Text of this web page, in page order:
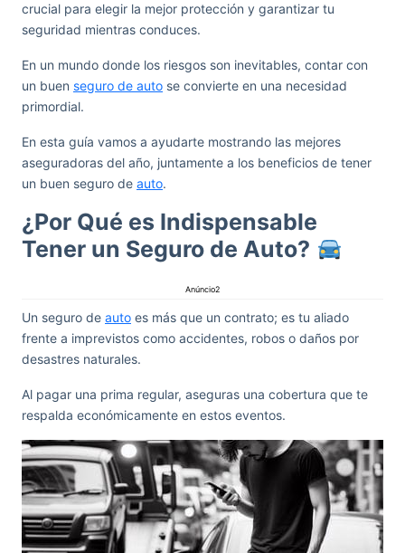
crucial para elegir la mejor protección y garantizar tu
seguridad mientras conduces.
En un mundo donde los riesgos son inevitables, contar con
un buen seguro de auto se convierte en una necesidad
primordial.
En esta guía vamos a ayudarte mostrando las mejores
aseguradoras del año, juntamente a los beneficios de tener
un buen seguro de auto.
¿Por Qué es Indispensable
Tener un Seguro de Auto?
Anúncio2
Un seguro de auto es más que un contrato; es tu aliado
frente a imprevistos como accidentes, robos o daños por
desastres naturales.
Al pagar una prima regular, aseguras una cobertura que te
respalda económicamente en estos eventos.